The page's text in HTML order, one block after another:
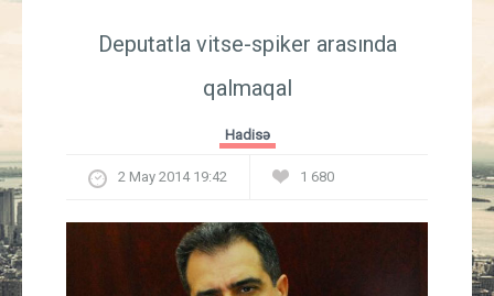
İqtisadiyyat
Güney Azərbaycan
Deputatla vitse-spiker arasında
qalmaqal
Hadisə
2 May 2014 19:42 1 680